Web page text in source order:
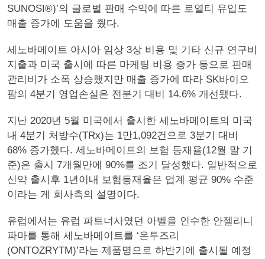
SUNOSI®)’의 글로벌 판매 수익에 따른 로열티 유입도
매출 증가에 도움을 줬다.
세노바메이트 아시아 임상 3상 비용 및 기타 신규 연구비
지출과 미국 출시에 따른 마케팅 비용 증가 등으로 판매
관리비가 소폭 상승했지만 매출 증가에 따라 SK바이오
팜의 4분기 영업손실은 전분기 대비 14.6% 개선됐다.
지난 2020년 5월 미국에서 출시한 세노바메이트의 미국
내 4분기 처방수(TRx)는 1만1,092건으로 3분기 대비
68% 증가헸다. 세노바메이트의 보험 등재율(12월 말 기
준)은 출시 7개월만에 90%를 조기 달성했다. 일반적으로
신약 출시후 1년이내 보험등재율은 업계 평균 90% 수준
이라는 게 회사측의 설명이다.
유럽에서는 유럽 파트너사였던 아벨을 인수한 안젤리니
파마를 통해 세노바메이트를 ‘온투즈리
(ONTOZRYTM)’라는 제품명으로 하반기에 출시될 예정